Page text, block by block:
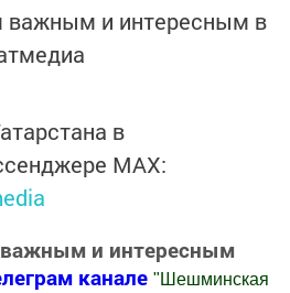
важным и интересным в
в
MАХ:
и интересным
канале " Шешминская